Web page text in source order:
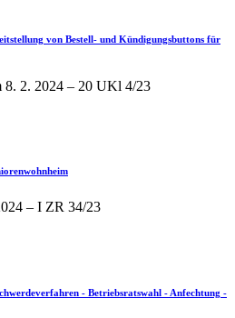
von Bestell- und Kündigungsbuttons für
2. 2024 – 20 UKl 4/23
– I ZR 34/23
- Betriebsratswahl - Anfechtung -